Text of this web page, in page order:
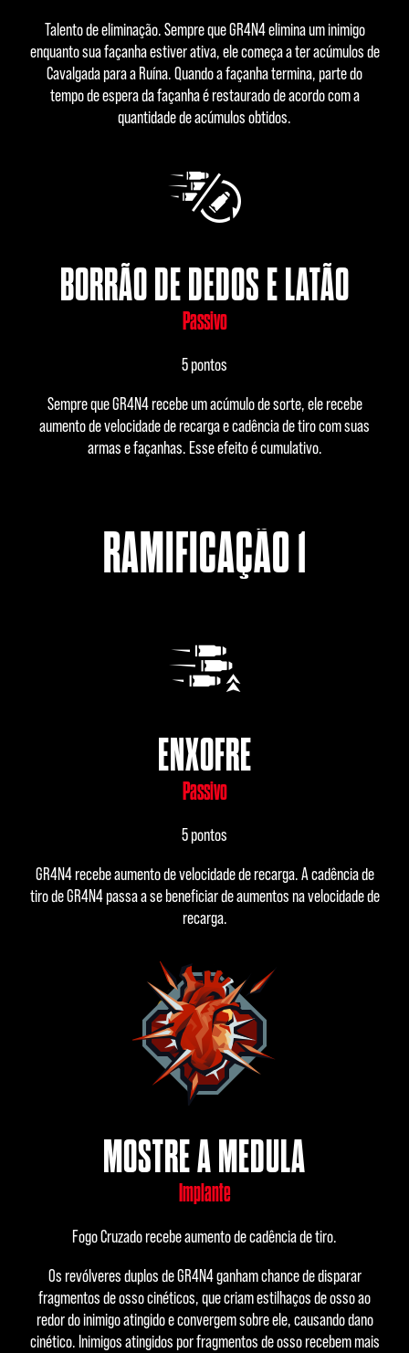
Talento de eliminação. Sempre que GR4N4 elimina um inimigo
enquanto sua façanha estiver ativa, ele começa a ter acúmulos de
Cavalgada para a Ruína. Quando a façanha termina, parte do
tempo de espera da façanha é restaurado de acordo com a
quantidade de acúmulos obtidos.
BORRÃO DE DEDOS E LATÃO
Passivo
5 pontos
Sempre que GR4N4 recebe um acúmulo de sorte, ele recebe
aumento de velocidade de recarga e cadência de tiro com suas
armas e façanhas. Esse efeito é cumulativo.
RAMIFICAÇÃO 1
ENXOFRE
Passivo
5 pontos
GR4N4 recebe aumento de velocidade de recarga. A cadência de
tiro de GR4N4 passa a se beneficiar de aumentos na velocidade de
recarga.
MOSTRE A MEDULA
Implante
Fogo Cruzado recebe aumento de cadência de tiro.
Os revólveres duplos de GR4N4 ganham chance de disparar
fragmentos de osso cinéticos, que criam estilhaços de osso ao
redor do inimigo atingido e convergem sobre ele, causando dano
cinético. Inimigos atingidos por fragmentos de osso recebem mais